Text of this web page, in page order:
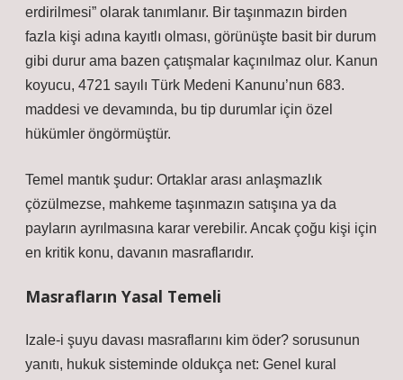
erdirilmesi” olarak tanımlanır. Bir taşınmazın birden
fazla kişi adına kayıtlı olması, görünüşte basit bir durum
gibi durur ama bazen çatışmalar kaçınılmaz olur. Kanun
koyucu, 4721 sayılı Türk Medeni Kanunu’nun 683.
maddesi ve devamında, bu tip durumlar için özel
hükümler öngörmüştür.
Temel mantık şudur: Ortaklar arası anlaşmazlık
çözülmezse, mahkeme taşınmazın satışına ya da
payların ayrılmasına karar verebilir. Ancak çoğu kişi için
en kritik konu, davanın masraflarıdır.
Masrafların Yasal Temeli
Izale-i şuyu davası masraflarını kim öder? sorusunun
yanıtı, hukuk sisteminde oldukça net: Genel kural